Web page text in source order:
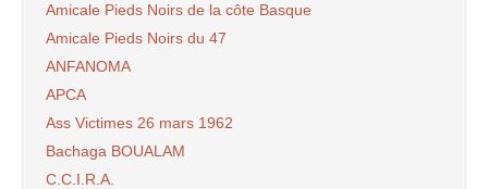
Amicale Pieds Noirs de la côte Basque
Amicale Pieds Noirs du 47
ANFANOMA
APCA
Ass Victimes 26 mars 1962
Bachaga BOUALAM
C.C.I.R.A.